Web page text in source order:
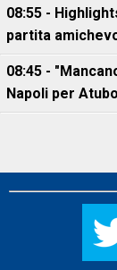
08:55 -
partita
08:45 -
Napoli per